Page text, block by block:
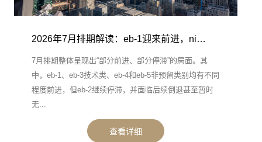
2026年7月排期解读：eb-1迎来前进，ni…
7月排期整体呈现出“部分前进、部分停滞”的局面。其
中，eb-1、eb-3技术类、eb-4和eb-5非预留类别均有不同
程度前进，但eb-2继续停滞，并面临后续倒退甚至暂时
无...
查看详细